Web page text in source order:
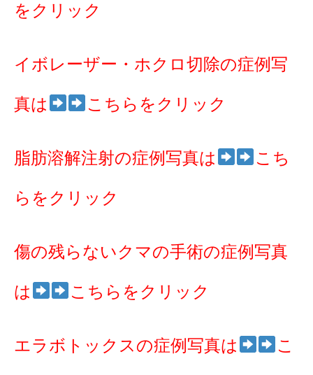
をクリック
イボレーザー・ホクロ切除の症例写
真は こちらをクリック
脂肪溶解注射の症例写真は こち
らをクリック
傷の残らないクマの手術の症例写真
は こちらをクリック
エラボトックスの症例写真は こ